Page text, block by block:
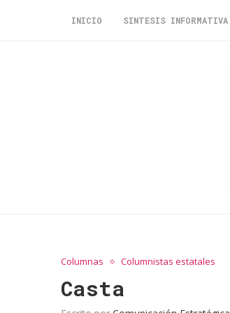
INICIO SINTESIS INFORMATIVA
Columnas Columnistas estatales
Casta